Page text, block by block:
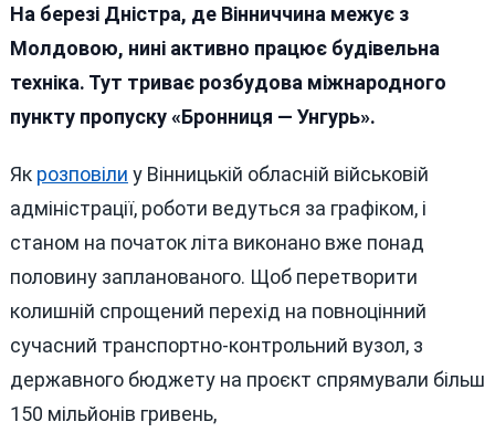
До
На березі Дністра, де Вінниччина межує з
Молдовою, нині активно працює будівельна
техніка. Тут триває розбудова міжнародного
пункту пропуску «Бронниця — Унгурь».
Як розповіли у Вінницькій обласній військовій
адміністрації, роботи ведуться за графіком, і
станом на початок літа виконано вже понад
половину запланованого. Щоб перетворити
колишній спрощений перехід на повноцінний
сучасний транспортно-контрольний вузол, з
державного бюджету на проєкт спрямували більш
150 мільйонів гривень,